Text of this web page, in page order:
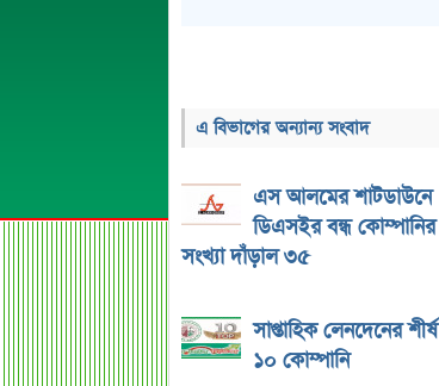
এ বিভাগের অন্যান্য সংবাদ
এস আলমের শাটডাউনে
ডিএসইর বন্ধ কোম্পানির
সংখ্যা দাঁড়াল ৩৫
সাপ্তাহিক লেনদেনের শীর্ষ
১০ কোম্পানি